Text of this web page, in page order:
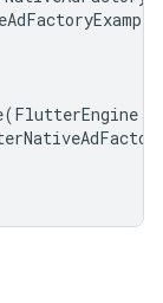
(FlutterEngine